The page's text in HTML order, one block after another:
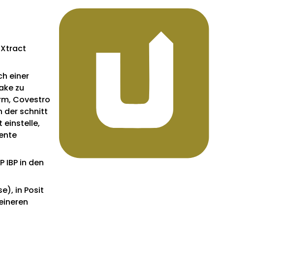
einer
zu
Covestro
der schnitt
einstelle,
IBP in den
in Posit